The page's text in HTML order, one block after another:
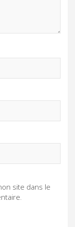
site dans le